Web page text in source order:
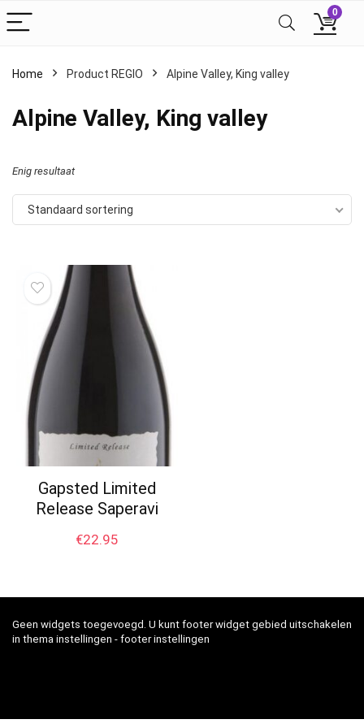
0
Home Product REGIO Alpine Valley, King valley
Alpine Valley, King valley
Enig resultaat
Standaard sortering
Gapsted Limited
Release Saperavi
€22.95
Geen widgets toegevoegd. U kunt footer widget gebied uitschakelen
in thema instellingen - footer instellingen